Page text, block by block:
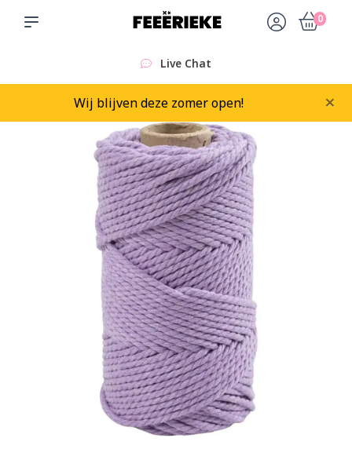
0
Live Chat
Wij blijven deze zomer open! ×